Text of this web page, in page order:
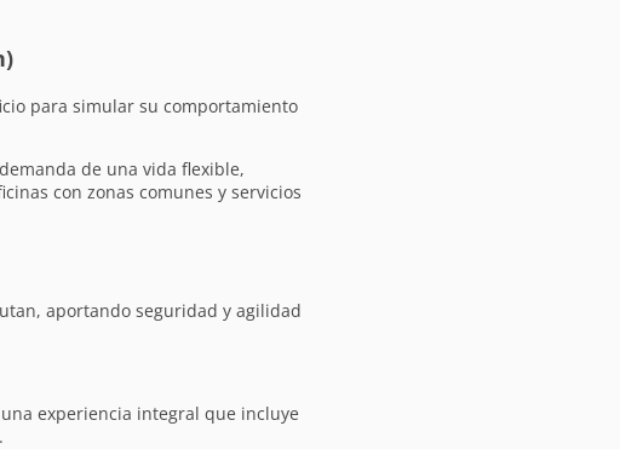
para simular su comportamiento
de una vida flexible,
con zonas comunes y servicios
aportando seguridad y agilidad
experiencia integral que incluye